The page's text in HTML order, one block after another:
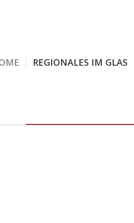
REGIONALES IM GLAS